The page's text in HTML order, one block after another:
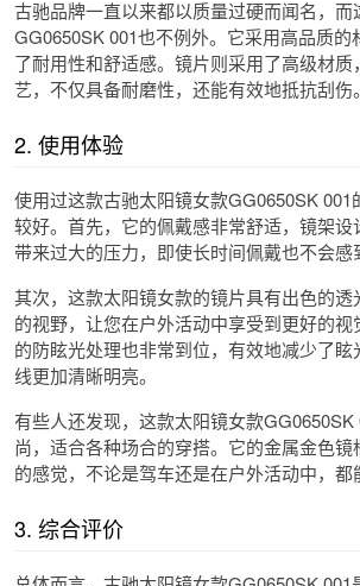
古驰品牌一直以来都以质量过硬而闻名，而
GG0650SK 001也不例外。它采用高品质
了耐用性和舒适感。镜片则采用了高级材
艺，不仅具备耐磨性，还能有效地抵抗刮伤。
2. 使用体验
使用过这款古驰太阳镜女款GG0650SK 001
较好。首先，它的佩戴感非常舒适，镜架
带来过大的压力，即使长时间佩戴也不会感
其次，这款太阳镜女款的镜片具有出色的
的视野，让您在户外活动中享受到更好的
的防眩光处理也非常到位，有效地减少了
线更加清晰明亮。
有些人还发现，这款太阳镜女款
尚，适合各种场合的穿搭。它的金属金色
的感觉，不论是驾车还是在户外活动中，都
3. 综合评价